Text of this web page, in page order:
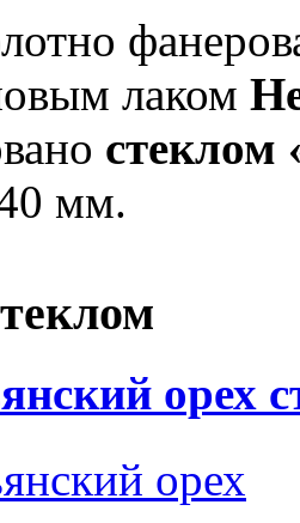
лаком
стеклом
мм.
орех